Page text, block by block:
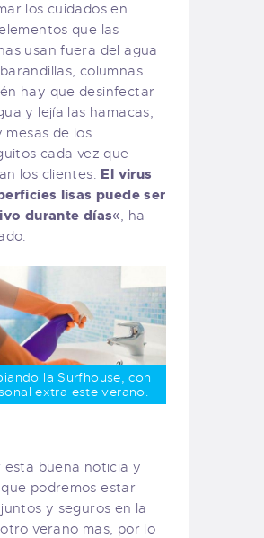
los cuidados en
que las
usan fuera del agua
columnas…
hay que desinfectar
y lejía las hamacas,
mesas de los
cada vez que
los clientes. El virus
lisas puede ser
durante días«, ha
la Surfhouse, con
extra este verano.
esta buena noticia y
podremos estar
y seguros en la
verano mas, por lo